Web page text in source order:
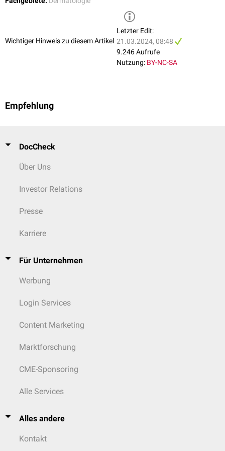
Wichtiger Hinweis zu diesem Artikel
Letzter Edit:
21.03.2024, 08:48
9.246 Aufrufe
Nutzung: BY-NC-SA
Empfehlung
DocCheck
Über Uns
Investor Relations
Presse
Karriere
Für Unternehmen
Werbung
Login Services
Content Marketing
Marktforschung
CME-Sponsoring
Alle Services
Alles andere
Kontakt